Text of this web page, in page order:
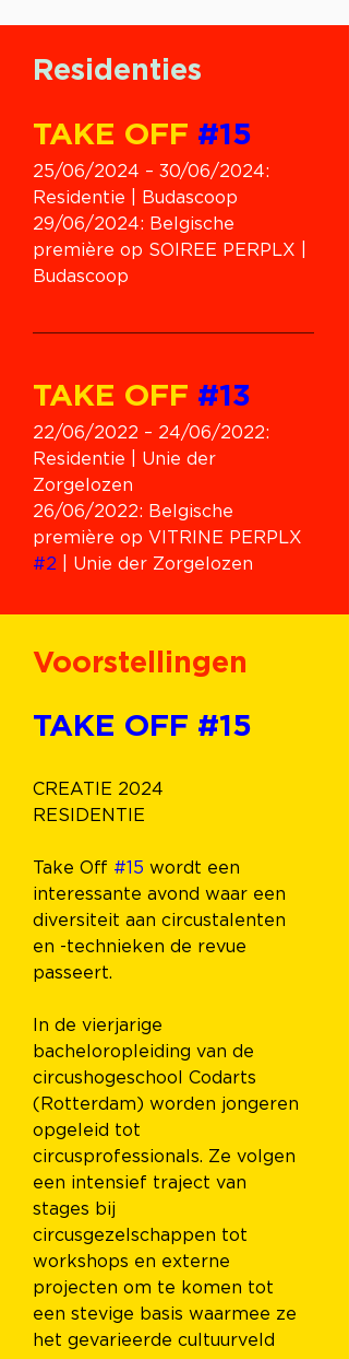
Residenties
TAKE OFF #15
25/06/2024 – 30/06/2024:
Residentie | Budascoop
29/06/2024: Belgische
première op SOIREE PERPLX |
Budascoop
TAKE OFF #13
22/06/2022 – 24/06/2022:
Residentie | Unie der
Zorgelozen
26/06/2022: Belgische
première op VITRINE PERPLX
#2 | Unie der Zorgelozen
Voorstellingen
TAKE OFF #15
CREATIE 2024
RESIDENTIE
Take Off #15 wordt een
interessante avond waar een
diversiteit aan circustalenten
en -technieken de revue
passeert.
In de vierjarige
bacheloropleiding van de
circushogeschool Codarts
(Rotterdam) worden jongeren
opgeleid tot
circusprofessionals. Ze volgen
een intensief traject van
stages bij
circusgezelschappen tot
workshops en externe
projecten om te komen tot
een stevige basis waarmee ze
het gevarieerde cultuurveld